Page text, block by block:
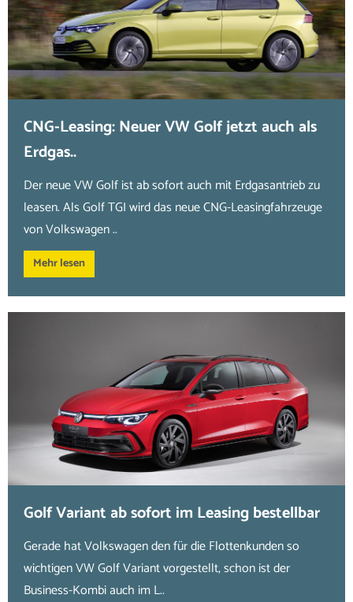
CNG-Leasing: Neuer VW Golf jetzt auch als
Erdgas..
Der neue VW Golf ist ab sofort auch mit Erdgasantrieb zu
leasen. Als Golf TGI wird das neue CNG-Leasingfahrzeuge
von Volkswagen ..
Mehr lesen
Golf Variant ab sofort im Leasing bestellbar
Gerade hat Volkswagen den für die Flottenkunden so
wichtigen VW Golf Variant vorgestellt, schon ist der
Business-Kombi auch im L..